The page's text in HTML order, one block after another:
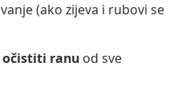
(ako zijeva i rubovi se
očistiti ranu od sve